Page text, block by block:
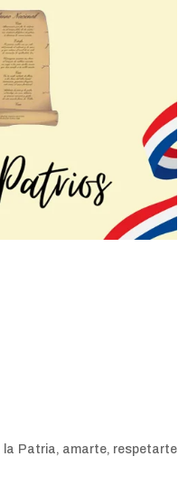
la Patria, amarte, respetarte